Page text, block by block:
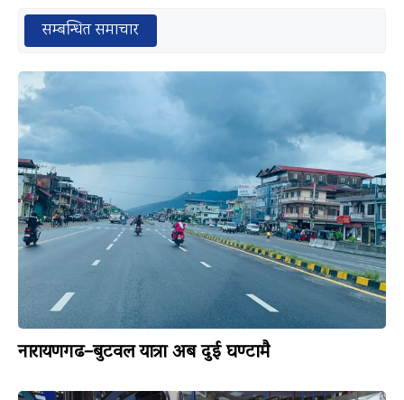
सम्बन्धित समाचार
नारायणगढ–बुटवल यात्रा अब दुई घण्टामै